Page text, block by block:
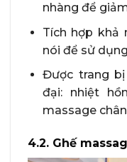
nhàng để
Tích hợp khả
nói để sử
Được trang
đại: nhiệt
massage
4.2. Ghế